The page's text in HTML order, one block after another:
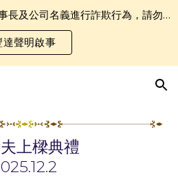
近日有不肖人士以本公司董事長及公司名義進行詐欺行為，請勿誤認受騙．
達聲明啟事
上樑典禮
5.12.2